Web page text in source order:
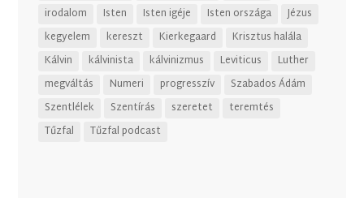
irodalom
Isten Isten igéje Isten országa
Jézus
kegyelem
kereszt Kierkegaard
Krisztus halála
Kálvin
kálvinista kálvinizmus Leviticus
Luther
megváltás
Numeri progresszív
Szabados Ádám
Szentlélek
Szentírás szeretet
teremtés
Tűzfal
Tűzfal podcast